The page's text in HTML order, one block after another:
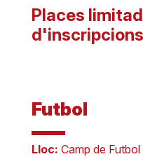
Places
Futbol
Lloc: Camp de